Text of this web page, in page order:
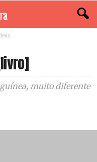
muito diferente